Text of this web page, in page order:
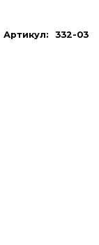
Артикул: 332-03